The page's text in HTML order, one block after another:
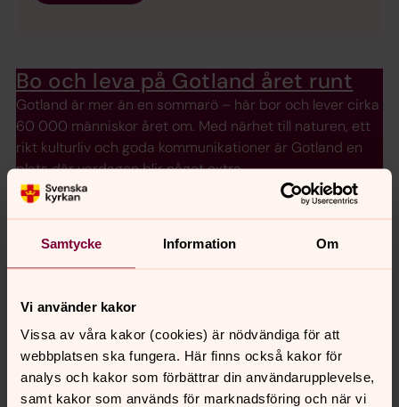
Samtycke Information Om
Vi använder kakor
Vissa av våra kakor (cookies) är nödvändiga för att
webbplatsen ska fungera. Här finns också kakor för
analys och kakor som förbättrar din användarupplevelse,
samt kakor som används för marknadsföring och när vi
Bo och leva på Gotland året runt
Gotland är mer än en sommarö – här bor och lever cirka
60 000 människor året om. Med närhet till naturen, ett
rikt kulturliv och goda kommunikationer är Gotland en
plats där vardagen blir något extra.
Utbildningar, yrken och titlar som
är särskilda för Svenska kyrkan
Präst, diakon och andra yrken och
titlar i kyrkan
Präst, prost, diakon, kyrkomusiker eller komminister. Läs
om vilka uppgifter personerna med de olika titlarna i
kyrkan har.